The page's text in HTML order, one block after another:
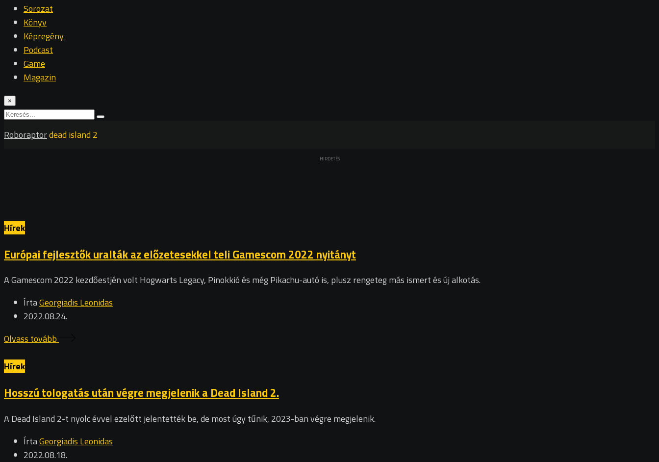
Sorozat
Könyv
Képregény
Podcast
Game
Magazin
×
Roboraptordead island 2
HIRDETÉS
Hírek
Európai fejlesztők uralták az előzetesekkel teli Gamescom 2022 nyitányt
A Gamescom 2022 kezdőestjén volt Hogwarts Legacy, Pinokkió és még Pikachu-autó is, plusz rengeteg más ismert és új alkotás.
ÍrtaGeorgiadis Leonidas
2022.08.24.
Olvass tovább
Hírek
Hosszú tologatás után végre megjelenik a Dead Island 2.
A Dead Island 2-t nyolc évvel ezelőtt jelentették be, de most úgy tűnik, 2023-ban végre megjelenik.
ÍrtaGeorgiadis Leonidas
2022.08.18.